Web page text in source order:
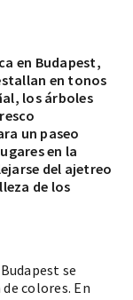
en Budapest,
en tonos
los árboles
un paseo
en la
del ajetreo
de los
se
colores. En